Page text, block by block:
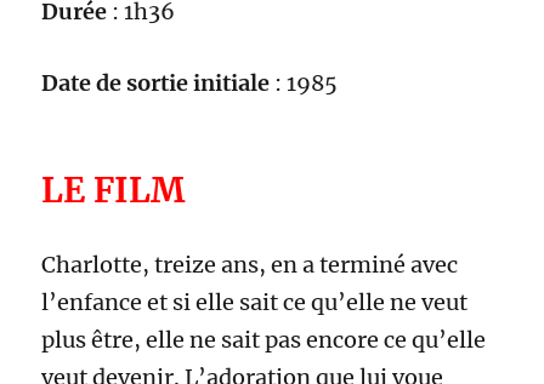
Durée : 1h36
Date de sortie initiale : 1985
LE FILM
Charlotte, treize ans, en a terminé avec
l’enfance et si elle sait ce qu’elle ne veut
plus être, elle ne sait pas encore ce qu’elle
veut devenir. L’adoration que lui voue